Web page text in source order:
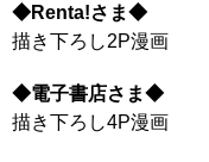
◆Renta!さま◆
描き下ろし2P漫画
◆電子書店さま◆
描き下ろし4P漫画